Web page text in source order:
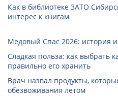
Как в библиотеке ЗАТО
интерес к книгам
Медовый Спас 2026: история
Сладкая польза: как выбрать
правильно его хранить
Врач назвал продукты,
обезвоживания летом